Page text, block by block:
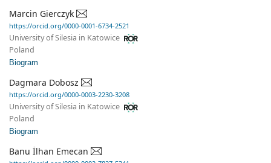
Marcin Gierczyk
https://orcid.org/0000-0001-6734-2521
University of Silesia in Katowice
Poland
Biogram
Dagmara Dobosz
https://orcid.org/0000-0003-2230-3208
University of Silesia in Katowice
Poland
Biogram
Banu İlhan Emecan